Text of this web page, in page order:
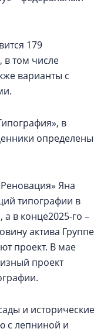
179
в том числе
варианты с
в
определены
Яна
типографии в
а в конце2025-го –
актива Группе
проект. В мае
проект
и исторические
с лепниной и